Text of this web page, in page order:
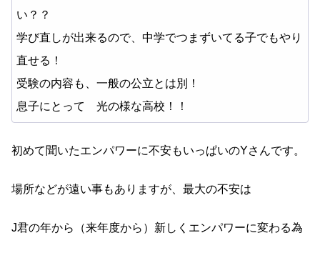
い？？
学び直しが出来るので、中学でつまずいてる子でもやり
直せる！
受験の内容も、一般の公立とは別！
息子にとって 光の様な高校！！
初めて聞いたエンパワーに不安もいっぱいのYさんです。
場所などが遠い事もありますが、最大の不安は
J君の年から（来年度から）新しくエンパワーに変わる為